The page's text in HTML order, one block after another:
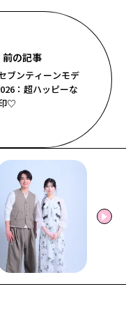
前の記事
ブンティーンモデ
：超ハッピーな
♡